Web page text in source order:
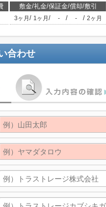
敷金/礼金/保証金/償却/敷引
3ヶ月 / 1ヶ月 / - / - / 2ヶ月
合わせ